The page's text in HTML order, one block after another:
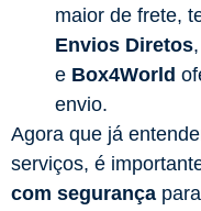
maior de frete,
Envios Diretos,
e Box4World
envio.
Agora que já
serviços, é
com segurança